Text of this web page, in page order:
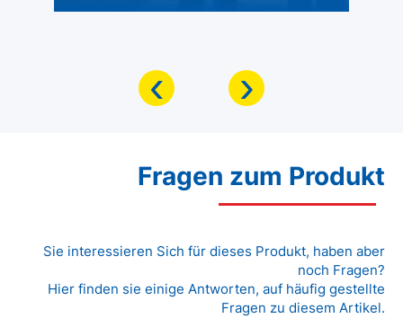
‹ ›
Fragen zum Produkt
Sie interessieren Sich für dieses Produkt, haben aber
noch Fragen?
Hier finden sie einige Antworten, auf häufig gestellte
Fragen zu diesem Artikel.